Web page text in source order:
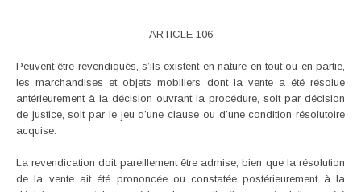
ARTICLE 106
Peuvent être revendiqués, s’ils existent en nature en tout ou en partie,
les marchandises et objets mobiliers dont la vente a été résolue
antérieurement à la décision ouvrant la procédure, soit par décision
de justice, soit par le jeu d’une clause ou d’une condition résolutoire
acquise.
La revendication doit pareillement être admise, bien que la résolution
de la vente ait été prononcée ou constatée postérieurement à la